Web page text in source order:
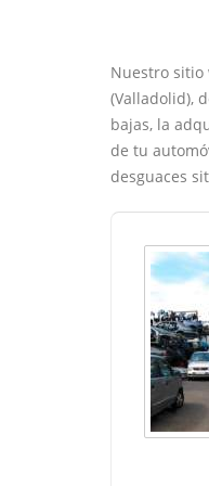
Nuestro sitio
(Valladolid),
bajas, la
de tu
desguaces